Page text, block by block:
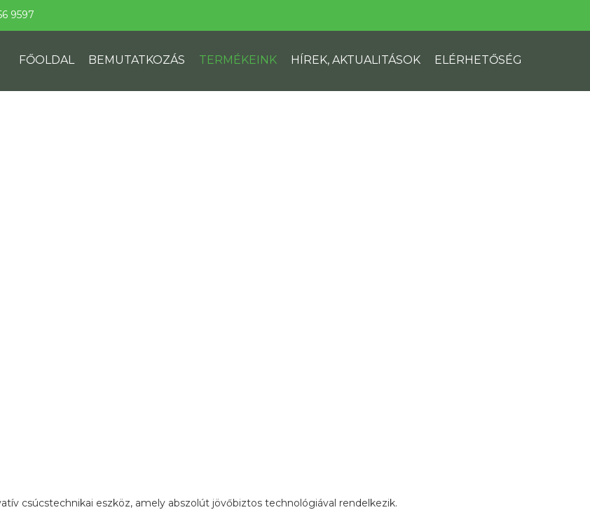
9597
FŐOLDAL BEMUTATKOZÁS TERMÉKEINK HÍREK, AKTUALITÁSOK ELÉRHETŐSÉG
csúcstechnikai eszköz, amely abszolút jövőbiztos technológiával rendelkezik.